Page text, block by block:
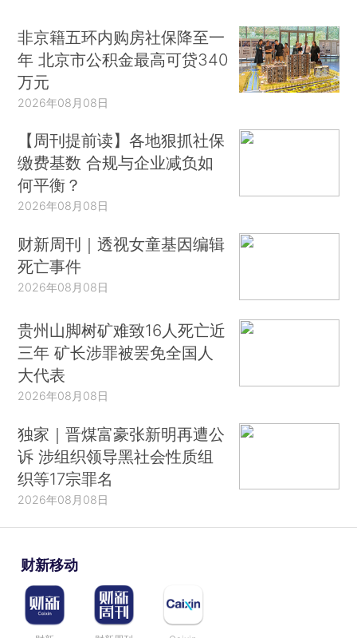
非京籍五环内购房社保降至一
年 北京市公积金最高可贷340
万元
2026年08月08日
【周刊提前读】各地狠抓社保
缴费基数 合规与企业减负如
何平衡？
2026年08月08日
财新周刊｜透视女童基因编辑
死亡事件
2026年08月08日
贵州山脚树矿难致16人死亡近
三年 矿长涉罪被罢免全国人
大代表
2026年08月08日
独家｜晋煤富豪张新明再遭公
诉 涉组织领导黑社会性质组
织等17宗罪名
2026年08月08日
财新移动